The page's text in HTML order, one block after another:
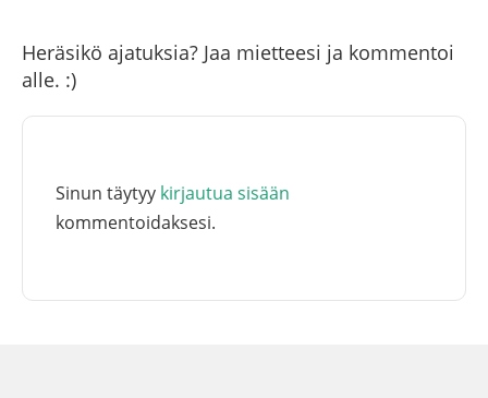
Heräsikö ajatuksia? Jaa mietteesi ja kommentoi
alle. :)
Sinun täytyy kirjautua sisään
kommentoidaksesi.